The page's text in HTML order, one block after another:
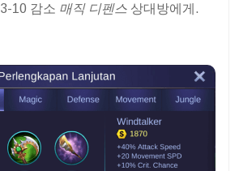
3-10 감소 매직 디펜스 상대방에게.